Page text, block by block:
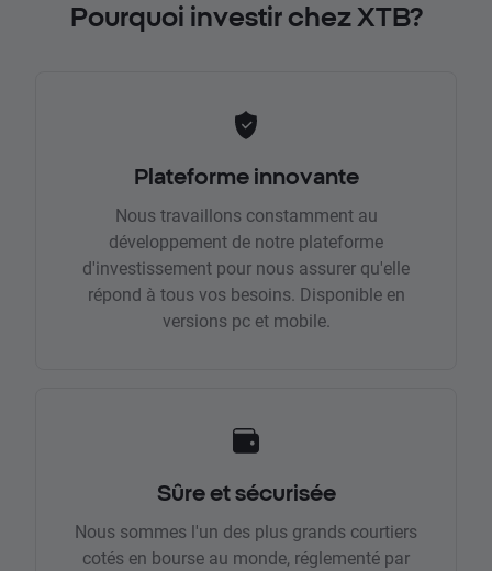
Pourquoi investir chez XTB?
Plateforme innovante
Nous travaillons constamment au
développement de notre plateforme
d'investissement pour nous assurer qu'elle
répond à tous vos besoins. Disponible en
versions pc et mobile.
Sûre et sécurisée
Nous sommes l'un des plus grands courtiers
cotés en bourse au monde, réglementé par